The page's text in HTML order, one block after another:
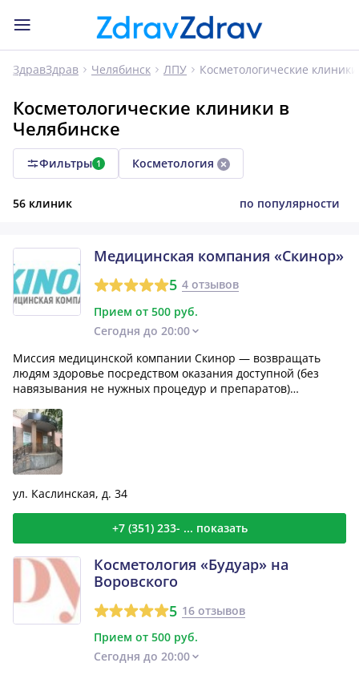
ЗдравЗдрав Челябинск ЛПУ Косметологические клиники
Косметологические клиники в
Челябинске
Фильтры 1 Косметология
56 клиник по популярности
Медицинская компания «Скинор»
5 4 отзывов
Прием от 500 руб.
Сегодня до 20:00
Миссия медицинской компании Скинор — возвращать
людям здоровье посредством оказания доступной (без
навязывания не нужных процедур и препаратов)
ул. Каслинская, д. 34
+7 (351) 233- ... показать
Косметология «Будуар» на
Воровского
5 16 отзывов
Прием от 500 руб.
Сегодня до 20:00